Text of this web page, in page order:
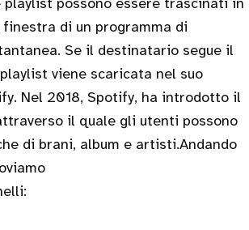
di un programma di
Se il destinatario segue il
viene scaricata nel suo
Nel 2018, Spotify, ha introdotto il
il quale gli utenti possono
di brani, album e artisti.Andando